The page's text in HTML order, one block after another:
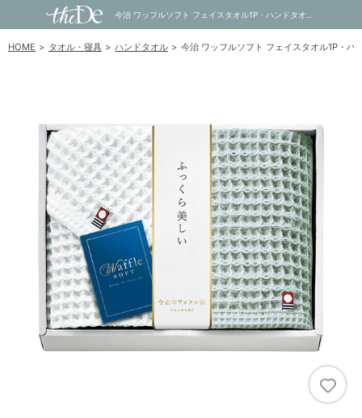
HOME タオル・寝具 ハンドタオル 今治 ワッフルソフト フェイスタオル1P・ハ